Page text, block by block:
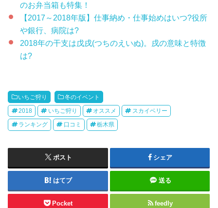
のお弁当箱も特集！
【2017～2018年版】仕事納め・仕事始めはいつ?役所
や銀行、病院は?
2018年の干支は戊戌(つちのえいぬ)。戌の意味と特徴
は?
いちご狩り 冬のイベント
2018 いちご狩り オススメ スカイベリー
ランキング 口コミ 栃木県
ポスト シェア
はてブ 送る
Pocket feedly